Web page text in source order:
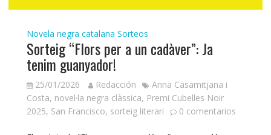
Novela negra catalana Sorteos
Sorteig “Flors per a un cadàver”: Ja
tenim guanyador!
25/01/2026 Redacción
Anna Casamitjana i
Costa, novel·la negra clàssica, Premi Cubelles Noir
2025, San Francisco, sorteig literari 0 comentarios